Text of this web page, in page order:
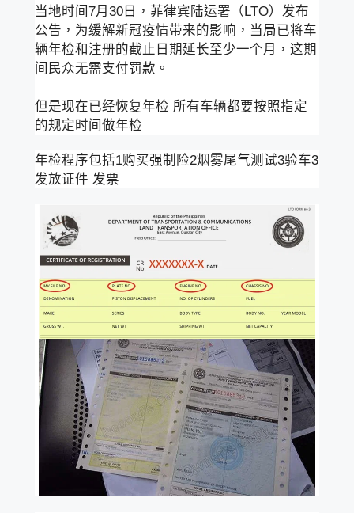
当地时间7月30日，菲律宾陆运署（LTO）发布
公告，为缓解新冠疫情带来的影响，当局已将车
辆年检和注册的截止日期延长至少一个月，这期
间民众无需支付罚款。
但是现在已经恢复年检 所有车辆都要按照指定
的规定时间做年检
年检程序包括1购买强制险2烟雾尾气测试3验车3
发放证件 发票